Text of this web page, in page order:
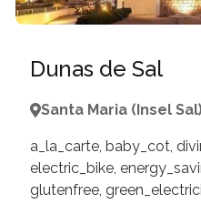
Dunas de Sal
Santa Maria (Insel
a_la_carte, baby_cot,
electric_bike,
glutenfree,